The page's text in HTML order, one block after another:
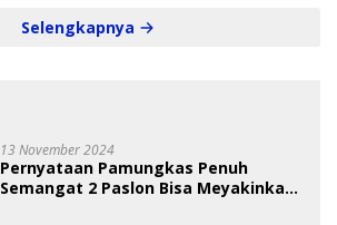
Selengkapnya
13 November 2024
Pernyataan Pamungkas Penuh
Semangat 2 Paslon Bisa Meyakinkan